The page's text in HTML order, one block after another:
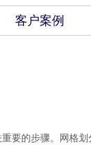
客户案例
要的步骤。网格划